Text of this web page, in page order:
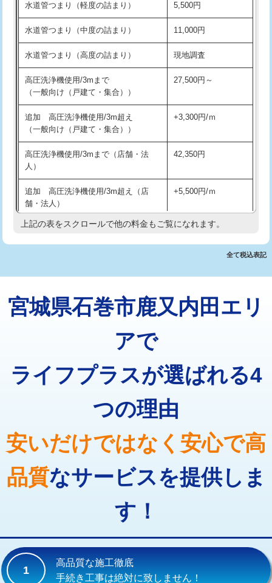
洗面台設置 38,500円
化粧台設置 22,000円
追加人工 16,500円
廃棄・処分 現場見積
※給水管工事は20mmまでの価格です。
交換・取付(排水栓・排水トラップ
22,000円+材料費
持込商品取付（混合水栓）
持込商品取付（浄水器・分岐水栓） 16,500円
業）
排水管工事（追加 排水管工事/3ｍ超
え）
マス交換（土の掘削・埋め戻し作業） 11,000円~
マス交換（深さ50㎝以上） 66,000円
コンクリート斫り（厚さ10㎝超え）
モルタル補修（厚さ10㎝まで） 27,500円
16,500円
廃棄・処分 現場見積
水道管つまり（軽度の詰まり） 5,500円
水道管つまり（中度の詰まり） 11,000円
水道管つまり（高度の詰まり） 現地調査
高圧洗浄機使用/3mまで
（一般向け（戸建て・集合））
27,500円～
追加 高圧洗浄機使用/3m超え
（一般向け（戸建て・集合））
+3,300円/ｍ
高圧洗浄機使用/3mまで（店舗・法
人）
42,350円
追加 高圧洗浄機使用/3m超え（店
舗・法人）
+5,500円/ｍ
高度高圧洗浄換 現地調査
トーラー機使用/3mまで 33,000円
追加トーラー機使用/3m超え +3,300円
止水・漏水調査・防水処理・清掃・修
11,000円
止水・漏水調査・防水処理・清掃・修
22,000円
止水・漏水調査・防水処理・清掃・修
理・調整・分解・加工など（重作業）
33,000円
その他部品の脱着 8,800円～
交換・取付(単水栓（壁付・デッキ
式）)
13,200円+材料費
交換・取付(混合水栓（壁付・デッキ
16,500円+材料費
上記の表をスクロールで他の料金もご覧になれます。
全て税込表記
宮城県石巻市鹿又内田エリ
アで
ライフプラスが選ばれる4
つの理由
安いだけではなく安心で高
品質なサービスを提供しま
す！
1
高品質な施工徹底
手続き工事は絶対に致しません！